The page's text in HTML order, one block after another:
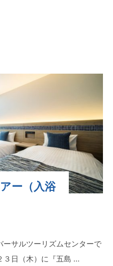
ー（入浴
サルツーリズムセンターで
３日（木）に『五島 …